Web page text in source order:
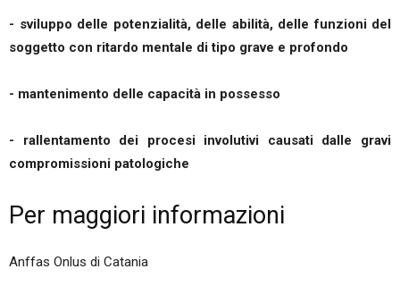
- sviluppo delle potenzialità, delle abilità, delle funzioni del
soggetto con ritardo mentale di tipo grave e profondo
- mantenimento delle capacità in possesso
- rallentamento dei procesi involutivi causati dalle gravi
compromissioni patologiche
Per maggiori informazioni
Anffas Onlus di Catania